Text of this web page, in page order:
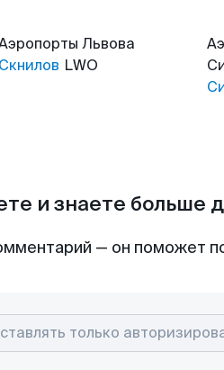
Львова
Скнилов LWO
и знаете больше
— он поможет